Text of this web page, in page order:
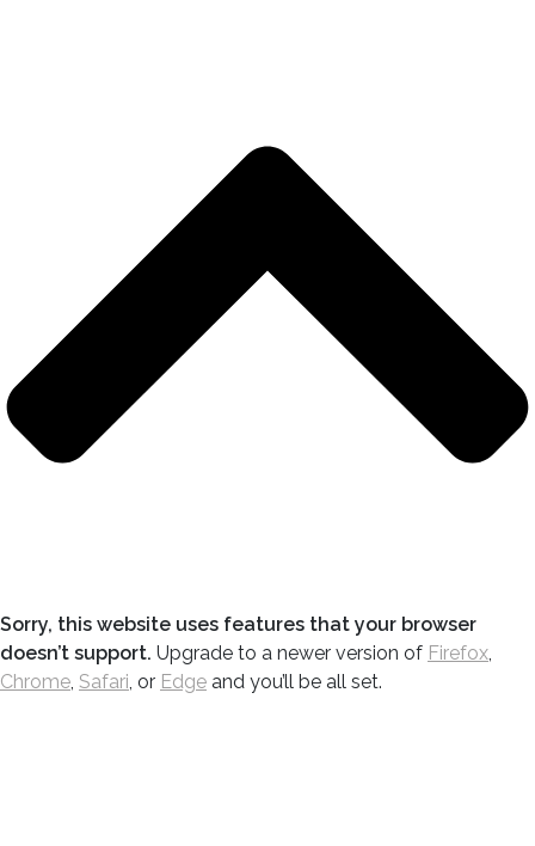
Sorry, this website uses features that your browser
doesn’t support. Upgrade to a newer version of Firefox
Chrome Safari , or Edge and you’ll be all set.